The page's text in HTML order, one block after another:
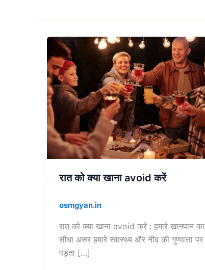
रात को क्या खाना avoid करें
osmgyan.in
रात को क्या खाना avoid करें : हमारे खानपान का
सीधा असर हमारे स्वास्थ्य और नींद की गुणवत्ता पर
पड़ता […]
रात
को
क्या
खाना
avoid